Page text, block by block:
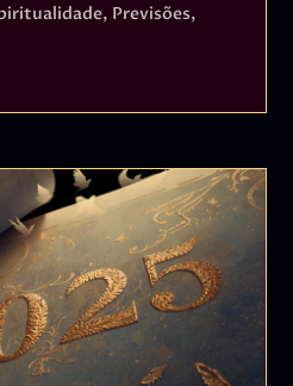
, Previsões,